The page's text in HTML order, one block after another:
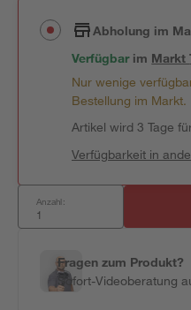
Abholung im
Verfügbar im Markt
Nur wenige
Bestellung im Markt.
Artikel wird 3 Tage
Verfügbarkeit in
Anzahl:
Fragen zum Produkt?
Sofort-Videoberatung